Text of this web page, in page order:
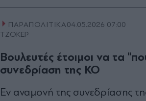
ΠΑΡΑΠΟΛΙΤΙΚΑ04.05.2026 07:00
ΤΖΟΚΕΡ
Βουλευτές έτοιμοι να τα
συνεδρίαση της ΚΟ
Εν αναμονή της συνεδρίασης